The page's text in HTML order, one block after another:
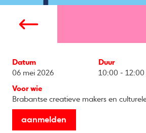
Datum
06 mei 2026
Duur
10:00 - 12:00
Voor wie
Brabantse creatieve makers en
aanmelden